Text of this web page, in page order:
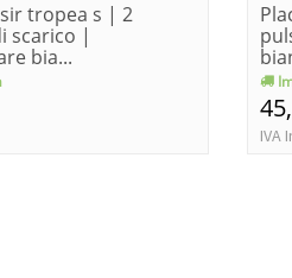
tropea s | 2
scarico |
bia...
IVA